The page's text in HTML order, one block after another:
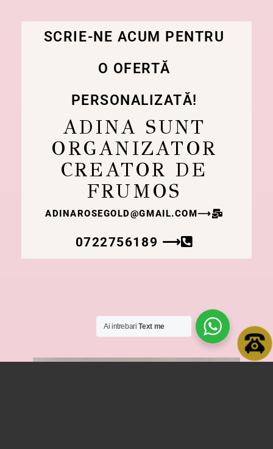
SCRIE-NE ACUM PENTRU
O OFERTĂ
PERSONALIZATĂ!
ADINA SUNT
ORGANIZATOR
CREATOR DE
FRUMOS
ADINAROSEGOLD@GMAIL.COM⟶
0722756189 ⟶
Ai intrebariText me